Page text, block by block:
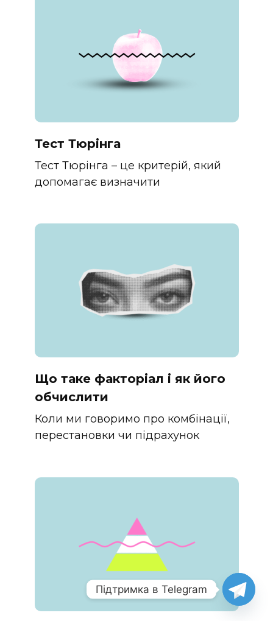
Тест Тюрінга
Тест Тюрінга – це критерій, який
допомагає визначити
Що таке факторіал і як його
обчислити
Коли ми говоримо про комбінації,
перестановки чи підрахунок
Підтримка в Telegram